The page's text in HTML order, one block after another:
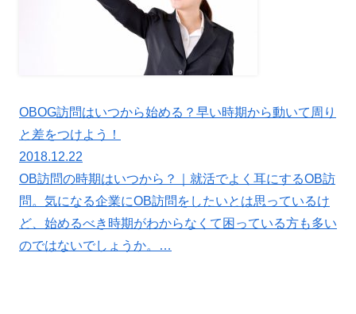
OBOG訪問はいつから始める？早い時期から動いて周り
と差をつけよう！
2018.12.22
OB訪問の時期はいつから？｜就活でよく耳にするOB訪
問。気になる企業にOB訪問をしたいとは思っているけ
ど、始めるべき時期がわからなくて困っている方も多い
のではないでしょうか。…